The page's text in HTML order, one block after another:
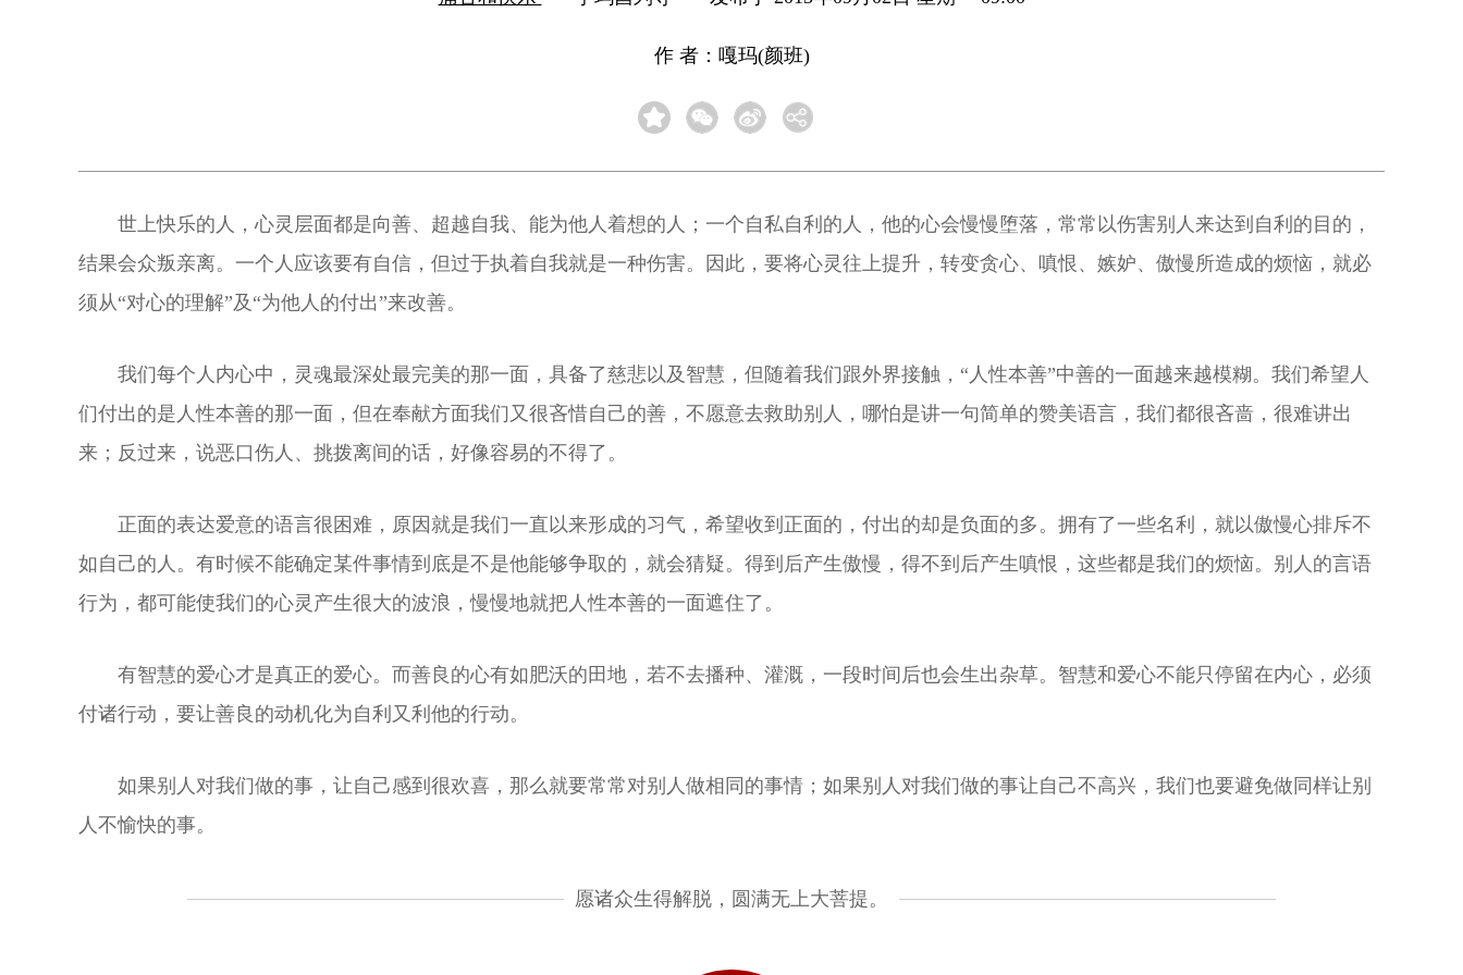
作 者：嘎玛(颜班)
世上快乐的人，心灵层面都是向善、超越自我、能为他人着想的人；一个自私自利的人，他的心会慢慢堕落，常常以伤害别人来达到自利的目的，
结果会众叛亲离。一个人应该要有自信，但过于执着自我就是一种伤害。因此，要将心灵往上提升，转变贪心、嗔恨、嫉妒、傲慢所造成的烦恼，就必
须从“对心的理解”及“为他人的付出”来改善。
我们每个人内心中，灵魂最深处最完美的那一面，具备了慈悲以及智慧，但随着我们跟外界接触，“人性本善”中善的一面越来越模糊。我们希望人
们付出的是人性本善的那一面，但在奉献方面我们又很吝惜自己的善，不愿意去救助别人，哪怕是讲一句简单的赞美语言，我们都很吝啬，很难讲出
来；反过来，说恶口伤人、挑拨离间的话，好像容易的不得了。
正面的表达爱意的语言很困难，原因就是我们一直以来形成的习气，希望收到正面的，付出的却是负面的多。拥有了一些名利，就以傲慢心排斥不
如自己的人。有时候不能确定某件事情到底是不是他能够争取的，就会猜疑。得到后产生傲慢，得不到后产生嗔恨，这些都是我们的烦恼。别人的言语
行为，都可能使我们的心灵产生很大的波浪，慢慢地就把人性本善的一面遮住了。
有智慧的爱心才是真正的爱心。而善良的心有如肥沃的田地，若不去播种、灌溉，一段时间后也会生出杂草。智慧和爱心不能只停留在内心，必须
付诸行动，要让善良的动机化为自利又利他的行动。
如果别人对我们做的事，让自己感到很欢喜，那么就要常常对别人做相同的事情；如果别人对我们做的事让自己不高兴，我们也要避免做同样让别
人不愉快的事。
愿诸众生得解脱，圆满无上大菩提。